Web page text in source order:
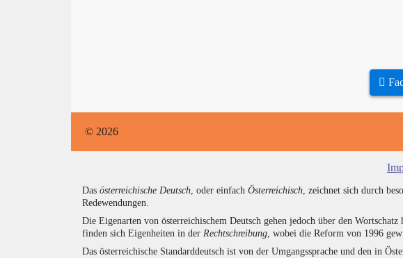
© 2026
Das österreichische Deutsch , oder einfach Österreichisch , zeichnet sich durch
Redewendungen.
Die Eigenarten von österreichischem Deutsch gehen jedoch über den
finden sich Eigenheiten in der Rechtschreibung , wobei die Reform von 1996
Das österreichische Standarddeutsch ist von der Umgangssprache und den in